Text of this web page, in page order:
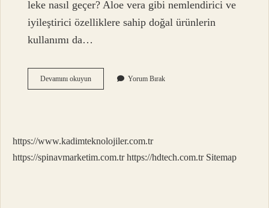
leke nasıl geçer? Aloe vera gibi nemlendirici ve
iyileştirici özelliklere sahip doğal ürünlerin
kullanımı da…
Devamını okuyunBıyık
Bölgesi
Yorum Bırak
https://www.kadimteknolojiler.com.tr
https://spinavmarketim.com.tr https://hdtech.com.tr Sitemap